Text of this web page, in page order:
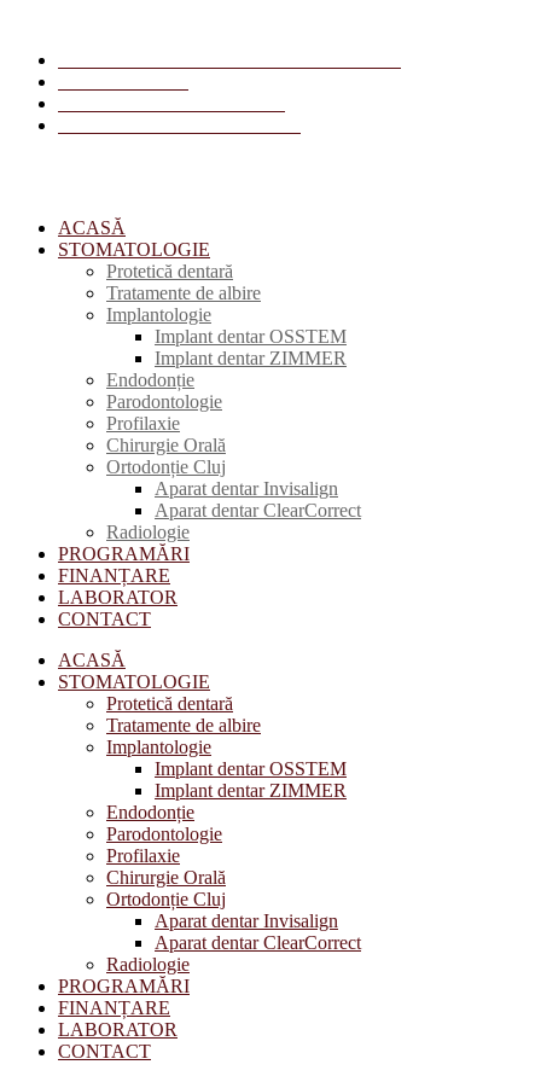
ACASĂ
STOMATOLOGIE
Protetică dentară
Tratamente de albire
Implantologie
Implant dentar OSSTEM
Implant dentar ZIMMER
Endodonție
Parodontologie
Profilaxie
Chirurgie Orală
Ortodonție Cluj
Aparat dentar Invisalign
Aparat dentar ClearCorrect
Radiologie
PROGRAMĂRI
FINANȚARE
LABORATOR
CONTACT
ACASĂ
STOMATOLOGIE
Protetică dentară
Tratamente de albire
Implantologie
Implant dentar OSSTEM
Implant dentar ZIMMER
Endodonție
Parodontologie
Profilaxie
Chirurgie Orală
Ortodonție Cluj
Aparat dentar Invisalign
Aparat dentar ClearCorrect
Radiologie
PROGRAMĂRI
FINANȚARE
LABORATOR
CONTACT